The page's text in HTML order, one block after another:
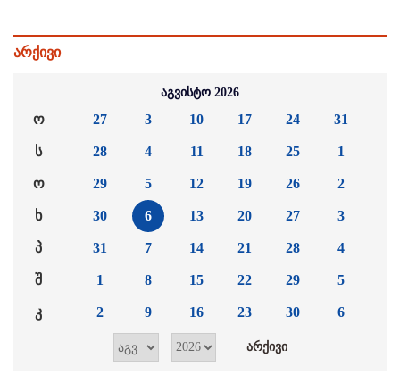
არქივი
აგვისტო 2026
ო
ს
ო
ხ
პ
შ
კ
27
28
29
30
31
1
2
3
4
5
6
7
8
9
10
11
12
13
14
15
16
17
18
19
20
21
22
23
24
25
26
27
28
29
30
31
1
2
3
4
5
6